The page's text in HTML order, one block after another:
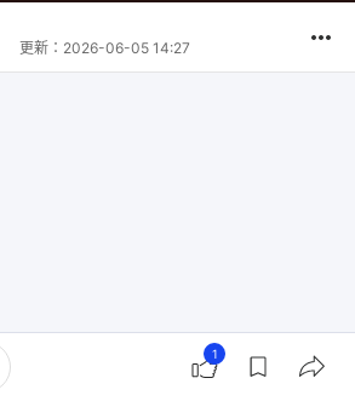
更新： 2026-06-05 14:27
1